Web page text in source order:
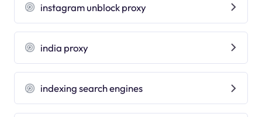
instagram unblock proxy
india proxy
indexing search engines